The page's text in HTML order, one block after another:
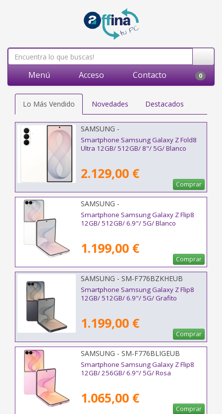
Menú Acceso Contacto 0
Lo Más Vendido Novedades Destacados
SAMSUNG -
Smartphone Samsung Galaxy Z Fold8
Ultra 12GB/ 512GB/ 8"/ 5G/ Blanco
2.129,00 €
Comprar
SAMSUNG -
Smartphone Samsung Galaxy Z Flip8
12GB/ 512GB/ 6.9"/ 5G/ Blanco
1.199,00 €
Comprar
SAMSUNG - SM-F776BZKHEUB
Smartphone Samsung Galaxy Z Flip8
12GB/ 512GB/ 6.9"/ 5G/ Grafito
1.199,00 €
Comprar
SAMSUNG - SM-F776BLIGEUB
Smartphone Samsung Galaxy Z Flip8
12GB/ 256GB/ 6.9"/ 5G/ Rosa
1.065,00 €
Comprar